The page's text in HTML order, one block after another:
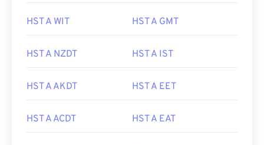
HST A WIT HST A GMT
HST A NZDT HST A IST
HST A AKDT HST A EET
HST A ACDT HST A EAT